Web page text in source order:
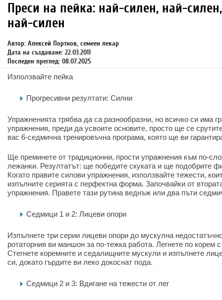
Преси на пейка: най-силен, най-силен,
най-силен
Автор: Алексей Портнов, семеен лекар
Дата на създаване: 22.03.2011
Последен преглед: 08.07.2025
Използвайте пейка
Прогресивни резултати: Силни
Упражненията трябва да са разнообразни, но всичко си има
упражнения, преди да усвоите основите, просто ще се
вас 6-седмична тренировъчна програма, която ще ви
Ще преминете от традиционни, прости упражнения към по-
лежанки. Резултатът: ще победите скуката и ще подобрите
Когато правите силови упражнения, използвайте тежести,
изпълните серията с перфектна форма. Започвайки от
упражнения. Правете тази рутина веднъж или два пъти
Седмици 1 и 2: Лицеви опори
Изпълнете три серии лицеви опори до мускулна
ротаторния ви маншон за по-тежка работа. Легнете по корем
Стегнете коремните и седалищните мускули и изпълнете
си, докато гърдите ви леко докоснат пода.
Седмици 2 и 3: Вдигане на тежести от лег